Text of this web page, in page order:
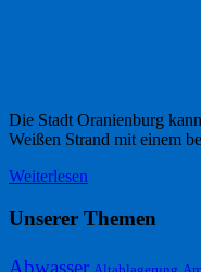
Die Stadt Oranienburg
Weißen Strand mit einem
Weiterlesen
Unserer Themen